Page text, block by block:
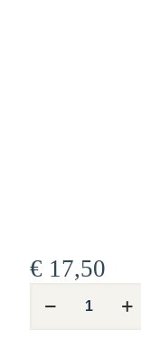
€ 17,50
om